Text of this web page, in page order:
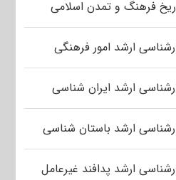
فرهنگ و تمدن اسلامی
ارشد امور فرهنگی
ارشد ایران شناسی
ارشد باستان شناسی
ارشد پدافند غیرعامل